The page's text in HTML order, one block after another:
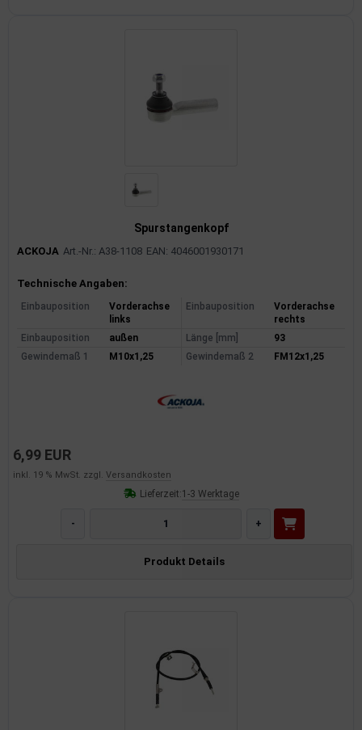
Spurstangenkopf
ACKOJA Art.-Nr.: A38-1108 EAN: 4046001930171
Produktinformationen
Technische Angaben:
Einbauposition
Vorderachse
links
Einbauposition
Vorderachse
rechts
Einbauposition
außen Länge [mm]
93
Gewindemaß 1
M10x1,25 Gewindemaß 2 FM12x1,25
6,99 EUR
inkl. 19 % MwSt. zzgl. Versandkosten
Lieferzeit:1-3 Werktage
- +
Produkt Details